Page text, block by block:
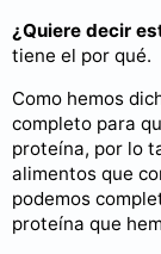
¿Quiere decir
tiene el por qué.
Como hemos
completo para
proteína, por lo
alimentos que
podemos
proteína que